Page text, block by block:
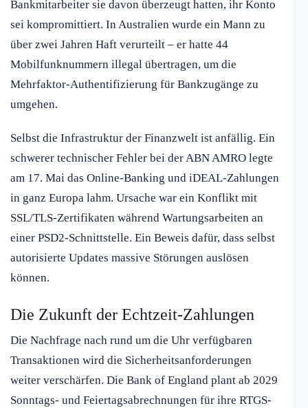
Bankmitarbeiter sie davon überzeugt hatten, ihr Konto
sei kompromittiert. In Australien wurde ein Mann zu
über zwei Jahren Haft verurteilt – er hatte 44
Mobilfunknummern illegal übertragen, um die
Mehrfaktor-Authentifizierung für Bankzugänge zu
umgehen.
Selbst die Infrastruktur der Finanzwelt ist anfällig. Ein
schwerer technischer Fehler bei der ABN AMRO legte
am 17. Mai das Online-Banking und iDEAL-Zahlungen
in ganz Europa lahm. Ursache war ein Konflikt mit
SSL/TLS-Zertifikaten während Wartungsarbeiten an
einer PSD2-Schnittstelle. Ein Beweis dafür, dass selbst
autorisierte Updates massive Störungen auslösen
können.
Die Zukunft der Echtzeit-Zahlungen
Die Nachfrage nach rund um die Uhr verfügbaren
Transaktionen wird die Sicherheitsanforderungen
weiter verschärfen. Die Bank of England plant ab 2029
Sonntags- und Feiertagsabrechnungen für ihre RTGS-